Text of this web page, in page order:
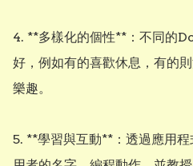
4. **多樣化的個性**：不同的
好，例如有的喜歡休息，有的
樂趣。
5. **學習與互動**：透過應用